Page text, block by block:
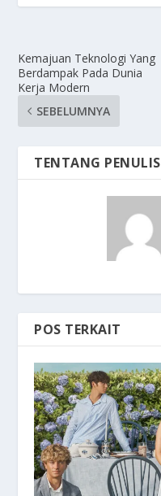
Kemajuan Teknologi Yang
Berdampak Pada Dunia
Kerja Modern
SEBELUMNYA
TENTANG PENULIS
POS TERKAIT